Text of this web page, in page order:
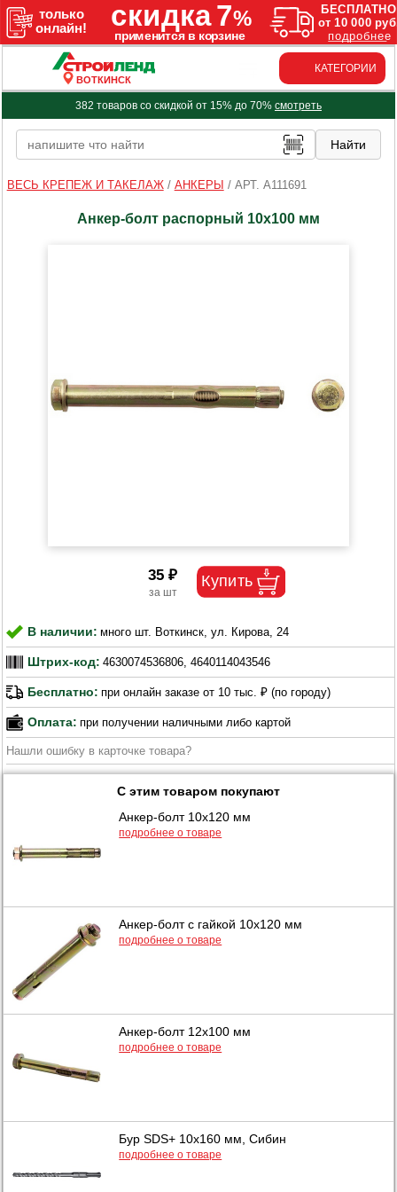
ВОТКИНСК
КАТЕГОРИИ
382 товаров со скидкой от 15% до 70% смотреть
ВЕСЬ КРЕПЕЖ И ТАКЕЛАЖ/ АНКЕРЫ / АРТ. A111691
Анкер-болт распорный 10х100 мм
35 ₽
В наличии: много шт. Воткинск, ул. Кирова, 24
Штрих-код: 4630074536806, 4640114043546
Бесплатно: при онлайн заказе от 10 тыс. ₽ (по городу)
Оплата: при получении наличными либо картой
Нашли ошибку в карточке товара?
С этим товаром покупают
Анкер-болт 10х120 мм
подробнее о товаре
Анкер-болт с гайкой 10х120 мм
подробнее о товаре
Анкер-болт 12х100 мм
подробнее о товаре
Бур SDS+ 10х160 мм, Сибин
подробнее о товаре